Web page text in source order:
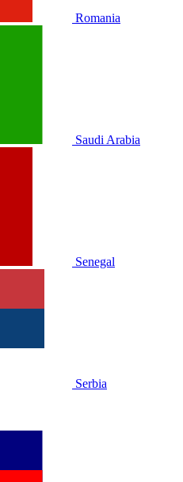
Romania
Saudi Arabia
Senegal
Serbia